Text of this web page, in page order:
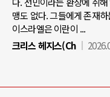
맹도 없다. 그들에게 존재
이스라엘은 이란이 ...
크리스 헤지스(Ch